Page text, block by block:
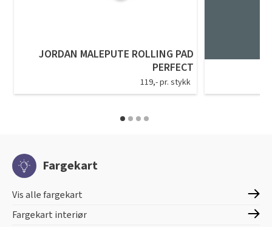
JORDAN MALEPUTE ROLLING PAD
PERFECT
119,- pr. stykk
Fargekart
Vis alle fargekart
Fargekart interiør